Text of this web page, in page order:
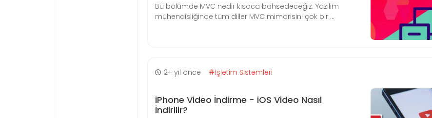
Bu bölümde MVC nedir kısaca bahsedeceğiz. Yazılım
mühendisliğinde tüm diller MVC mimarisini çok bir ...
2+ yıl önce İşletim Sistemleri
iPhone Video İndirme - iOS Video Nasıl
İndirilir?